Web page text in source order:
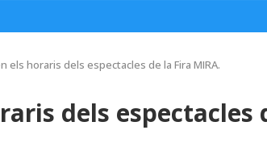
els horaris dels espectacles de la Fira MIRA.
dels espectacles